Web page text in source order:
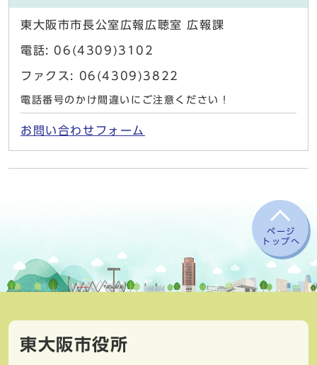
東大阪市市長公室広報広聴室 広報課
電話: 06(4309)3102
ファクス: 06(4309)3822
電話番号のかけ間違いにご注意ください！
お問い合わせフォーム
ページ
トップへ
東大阪市役所